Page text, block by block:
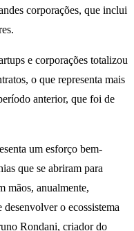
corporações, que inclui
e corporações totalizou
o que representa mais
anterior, que foi de
um esforço bem-
que se abriram para
mãos, anualmente,
o ecossistema
Rondani, criador do